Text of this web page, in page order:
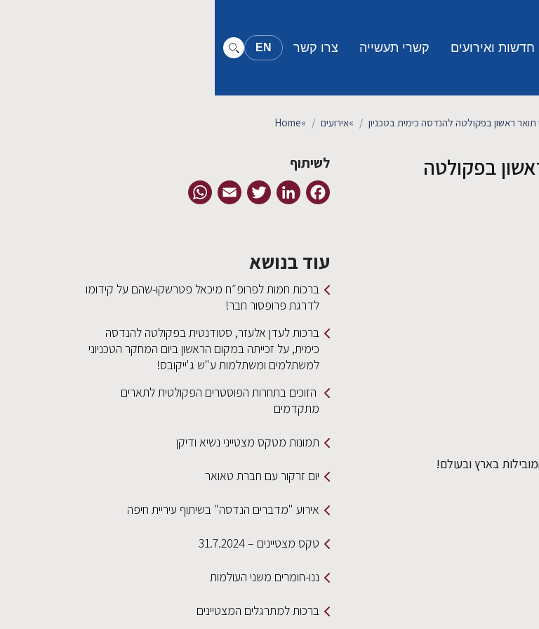
EN חדשות ואירועים קשרי תעשייה צרו קשר
Home» אירועים» תואר ראשון בפקולטה להנדסה כימית בטכניון
בפקולטה
בארץ ובעולם!
לשיתוף
Facebook
LinkedIn
Twitter
Email
עוד בנושא
ברכות חמות לפרופ״ח מיכאל פטרשקו-שהם על קידומו
לדרגת פרופסור חבר!
ברכות לעדן אלעזר, סטודנטית בפקולטה להנדסה
כימית, על זכייתה במקום הראשון ביום המחקר הטכניוני
למשתלמים ומשתלמות ע"ש ג'ייקובס!
הזוכים בתחרות הפוסטרים הפקולטית לתארים
מתקדמים
תמונות מטקס מצטייני נשיא ודיקן
יום זרקור עם חברת טאואר
אירוע "מדברים הנדסה" בשיתוף עיריית חיפה
טקס מצטיינים – 31.7.2024
ננו-חומרים משני העולמות
ברכות למתרגלים המצטיינים